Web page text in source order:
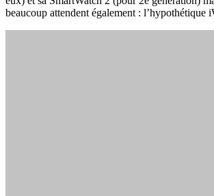
beaucoup attendent également : l’hypothétique